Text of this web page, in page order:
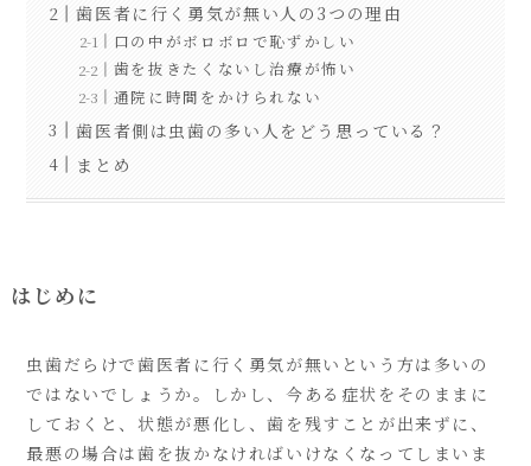
歯医者に行く勇気が無い人の3つの理由
口の中がボロボロで恥ずかしい
歯を抜きたくないし治療が怖い
通院に時間をかけられない
歯医者側は虫歯の多い人をどう思っている？
まとめ
はじめに
虫歯だらけで歯医者に行く勇気が無いという方は多いの
ではないでしょうか。しかし、今ある症状をそのままに
しておくと、状態が悪化し、歯を残すことが出来ずに、
最悪の場合は歯を抜かなければいけなくなってしまいま